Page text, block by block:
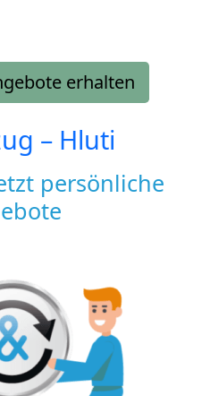
erhalten
– Hluti
persönliche